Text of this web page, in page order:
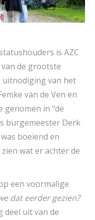
is AZC
van de grootste
uitnodiging van het
van de Ven en
genomen in “de
burgemeester Derk
boeiend en
wat er achter de
een voormalige
dat eerder gezien?
deel uit van de